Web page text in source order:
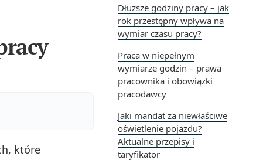
Dłuższe godziny pracy – jak
rok przestępny wpływa na
wymiar czasu pracy?
Praca w niepełnym
wymiarze godzin – prawa
pracownika i obowiązki
pracodawcy
Jaki mandat za niewłaściwe
oświetlenie pojazdu?
Aktualne przepisy i
taryfikator
które